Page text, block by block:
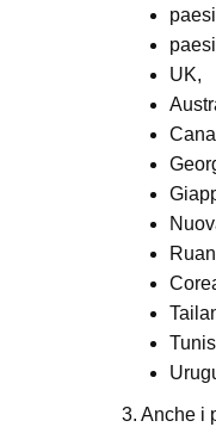
UK,
3. Anche i